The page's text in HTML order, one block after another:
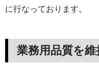
に行なっております。
業務用品質を